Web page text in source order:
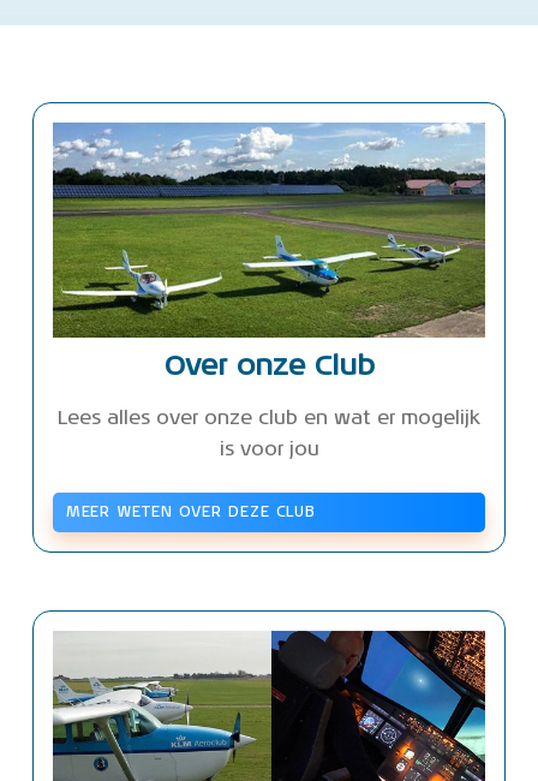
Over onze Club
Lees alles over onze club en wat er mogelijk
is voor jou
MEER WETEN OVER DEZE CLUB